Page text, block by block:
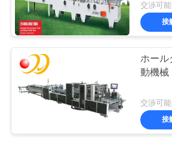
接
ホール
動機械
接